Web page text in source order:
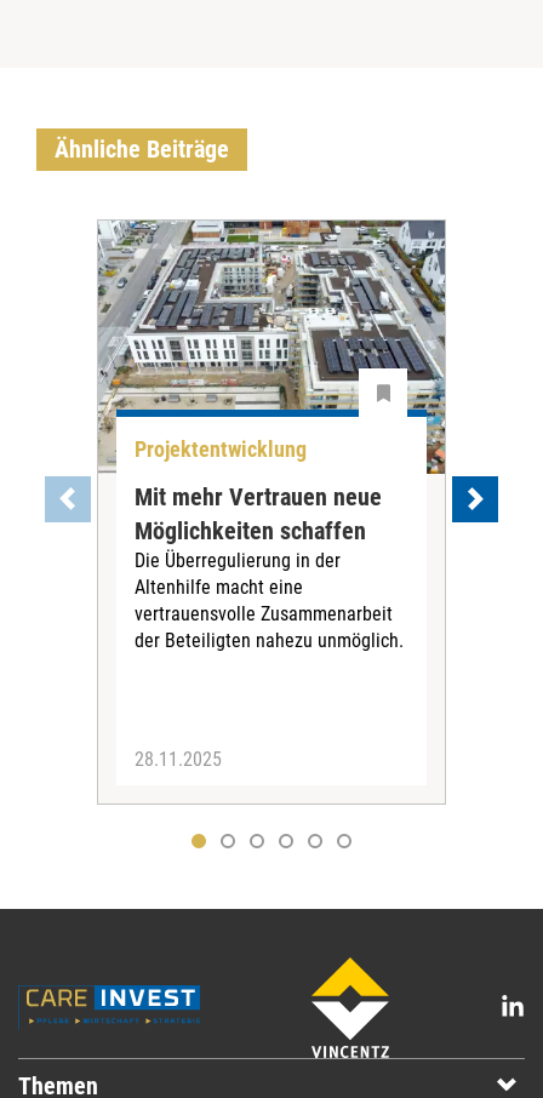
Ähnliche Beiträge
Projektentwicklung
Mit mehr Vertrauen neue
Möglichkeiten schaffen
Die Überregulierung in der
Altenhilfe macht eine
vertrauensvolle Zusammenarbeit
der Beteiligten nahezu unmöglich.
28.11.2025
Themen